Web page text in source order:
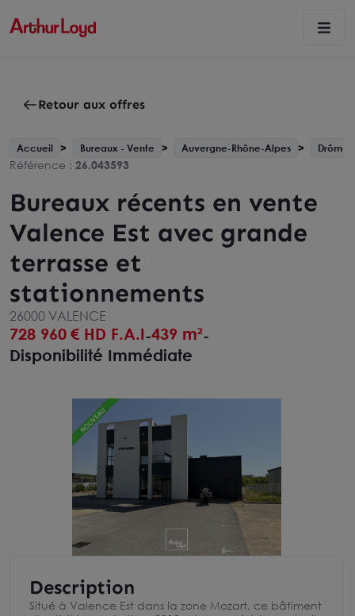
Retour aux offres
Accueil Bureaux - Vente Auvergne-Rhône-Alpes Drôme
Référence : 26.043593
Bureaux récents en vente
Valence Est avec grande
terrasse et
stationnements
26000 VALENCE
728 960 € HD F.A.I-439 m²-
Disponibilité Immédiate
Description
Situé à Valence Est dans la zone Mozart, ce bâtiment